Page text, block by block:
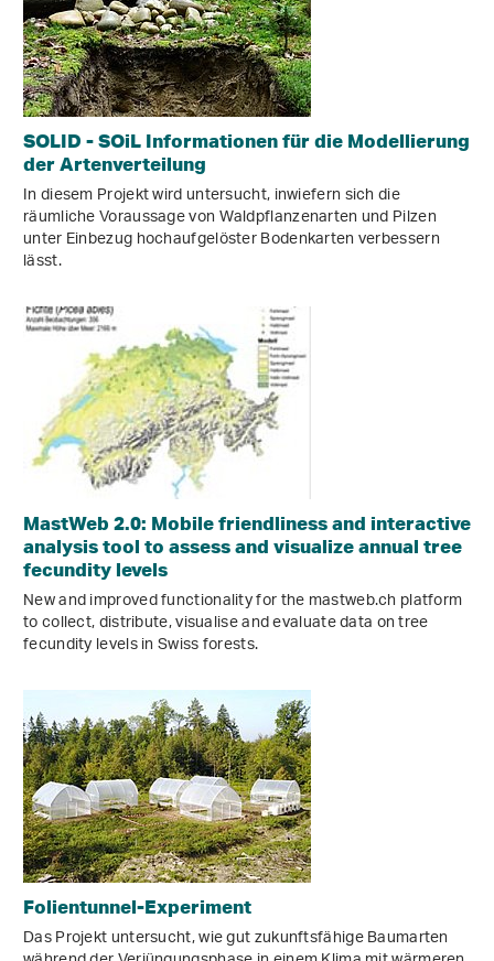
SOLID - SOiL Informationen für die Modellierung
der Artenverteilung
In diesem Projekt wird untersucht, inwiefern sich die
räumliche Voraussage von Waldpflanzenarten und Pilzen
unter Einbezug hochaufgelöster Bodenkarten verbessern
lässt.
MastWeb 2.0: Mobile friendliness and interactive
analysis tool to assess and visualize annual tree
fecundity levels
New and improved functionality for the mastweb.ch platform
to collect, distribute, visualise and evaluate data on tree
fecundity levels in Swiss forests.
Folientunnel-Experiment
Das Projekt untersucht, wie gut zukunftsfähige Baumarten